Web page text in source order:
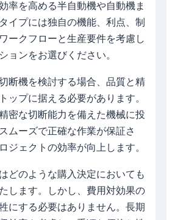
率を高める半自動機や自動機ま
イプには独自の機能、利点、制
ークフローと生産要件を考慮し
ョンをお選びください。
断機を検討する場合、品質と精
ップに据える必要があります。
密な切断能力を備えた機械に投
ムーズで正確な作業が保証さ
ジェクトの効率が向上します。
どのような購入決定においても
します。しかし、費用対効果の
にする必要はありません。長期